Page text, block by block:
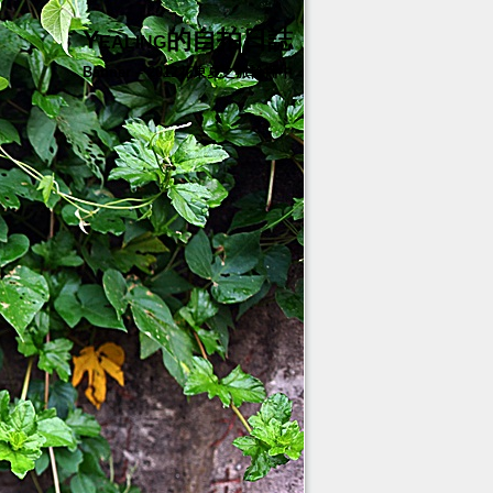
Yealing的自拍日誌
Banner – 2012花東夏之旅輪播中